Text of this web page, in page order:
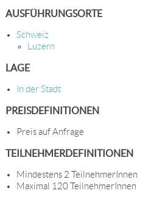
AUSFÜHRUNGSORTE
Schweiz
Luzern
LAGE
In der Stadt
PREISDEFINITIONEN
Preis auf Anfrage
TEILNEHMERDEFINITIONEN
Mindestens 2 TeilnehmerInnen
Maximal 120 TeilnehmerInnen